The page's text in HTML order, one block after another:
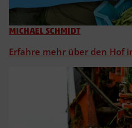
MICHAEL SCHMIDT
Erfahre mehr über den Hof